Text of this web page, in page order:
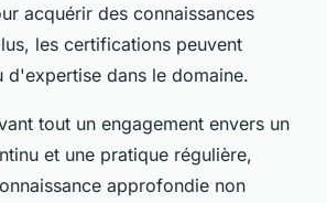
acquérir des connaissances
les certifications peuvent
d'expertise dans le domaine.
tout un engagement envers un
et une pratique régulière,
approfondie non